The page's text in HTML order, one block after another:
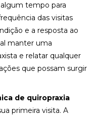
tempo para
das visitas
e a resposta ao
manter uma
e relatar qualquer
que possam surgir
de quiropraxia
primeira visita. A
SAÚDE
EFICAZ